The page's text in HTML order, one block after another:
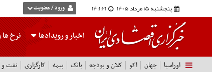
پنجشنبه 15 مرداد 1405 14:1:22 ورود / عضویت
اخبار و رویدادها نرخ ها
اوراسیا جهان اکو کلان و بودجه بانک بیمه کارگزاری نفت و